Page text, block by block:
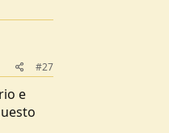
#27
e